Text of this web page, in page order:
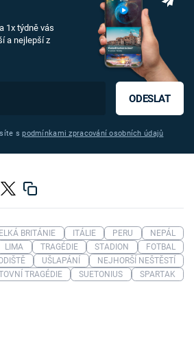
1x týdně vás
a nejlepší z
ODESLAT
spodmínkami zpracování osobních údajů
BRITÁNIE ITÁLIE PERU
NEPÁL
LIMA TRAGÉDIE STADION
FOTBAL
UŠLAPÁNÍ
NEJHORŠÍ NEŠTĚSTÍ
TRAGÉDIE SUETONIUS SPARTAK